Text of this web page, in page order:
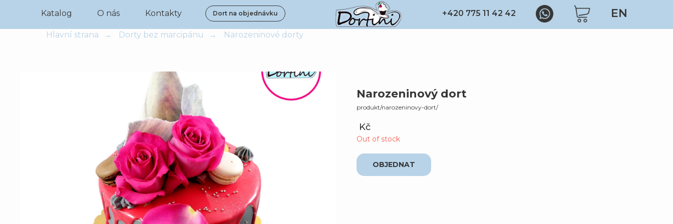
Katalog O nás Kontakty EN
+420 775 11 42 42
Dort na objednávku
Hlavní strana → Dorty bez marcipánu → Narozeninové dorty
Narozeninový dort
produkt/narozeninovy-dort/
Kč
Out of stock
OBJEDNAT